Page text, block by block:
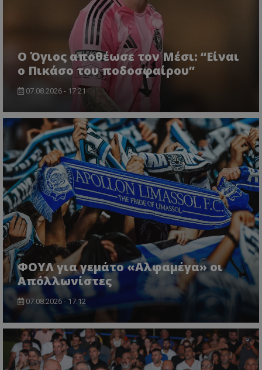
Ο Όγιος αποθέωσε τον Μέσι: “Είναι
ο Πικάσο του ποδοσφαίρου”
07.08.2026 - 17:21
ΦΟΥΛ για γεμάτο «Αλφαμέγα» οι
Απόλλωνίστες
07.08.2026 - 17:12